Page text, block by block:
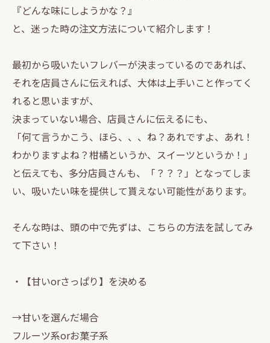
『どんな味にしようかな？』
と、迷った時の注文方法について紹介します！
最初から吸いたいフレバーが決まっているのであれば、
それを店員さんに伝えれば、大体は上手いこと作ってく
れると思いますが、
決まっていない場合、店員さんに伝えるにも、
「何て言うかこう、ほら、、、ね？あれですよ、あれ！
わかりますよね？柑橘というか、スイーツというか！」
と伝えても、多分店員さんも、「？？？」となってしま
い、吸いたい味を提供して貰えない可能性があります。
そんな時は、頭の中で先ずは、こちらの方法を試してみ
て下さい！
・【甘いorさっぱり】を決める
→甘いを選んだ場合
フルーツ系orお菓子系